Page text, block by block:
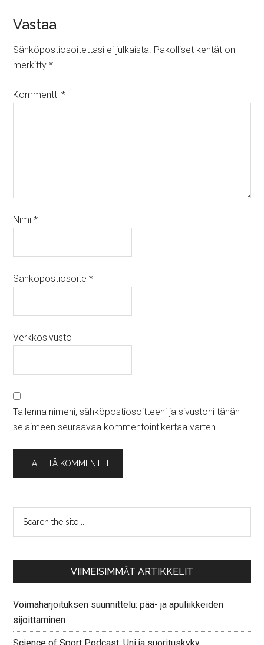
Vastaa
Sähköpostiosoitettasi ei julkaista. Pakolliset kentät on
merkitty*
Kommentti*
Nimi*
Sähköpostiosoite*
Verkkosivusto
Tallenna nimeni, sähköpostiosoitteeni ja sivustoni tähän
selaimeen seuraavaa kommentointikertaa varten.
VIIMEISIMMÄT ARTIKKELIT
Voimaharjoituksen suunnittelu: pää- ja apuliikkeiden
sijoittaminen